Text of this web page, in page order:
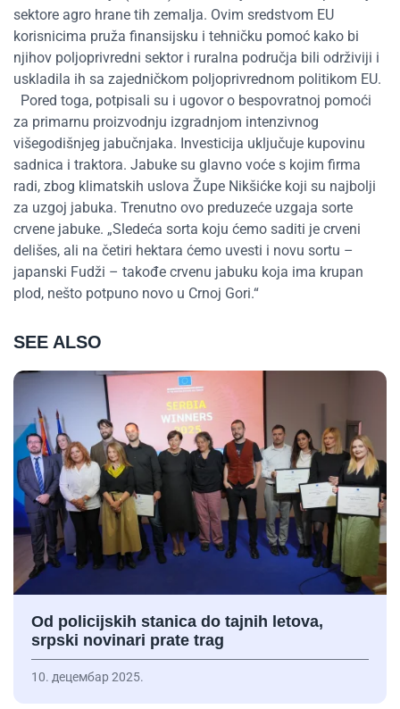
sektore agro hrane tih zemalja. Ovim sredstvom EU
korisnicima pruža finansijsku i tehničku pomoć kako bi
njihov poljoprivredni sektor i ruralna područja bili održiviji i
uskladila ih sa zajedničkom poljoprivrednom politikom EU.
Pored toga, potpisali su i ugovor o bespovratnoj pomoći
za primarnu proizvodnju izgradnjom intenzivnog
višegodišnjeg jabučnjaka. Investicija uključuje kupovinu
sadnica i traktora. Jabuke su glavno voće s kojim firma
radi, zbog klimatskih uslova Župe Nikšićke koji su najbolji
za uzgoj jabuka. Trenutno ovo preduzeće uzgaja sorte
crvene jabuke. „Sledeća sorta koju ćemo saditi je crveni
delišes, ali na četiri hektara ćemo uvesti i novu sortu –
japanski Fudži – takođe crvenu jabuku koja ima krupan
plod, nešto potpuno novo u Crnoj Gori.“
SEE ALSO
Od policijskih stanica do tajnih letova,
srpski novinari prate trag
10. децембар 2025.